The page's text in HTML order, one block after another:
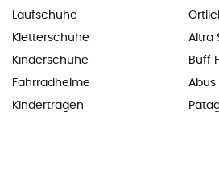
Laufschuhe
Kletterschuhe
Kinderschuhe
Fahrradhelme
Kindertragen
Altra
Buff
Abus